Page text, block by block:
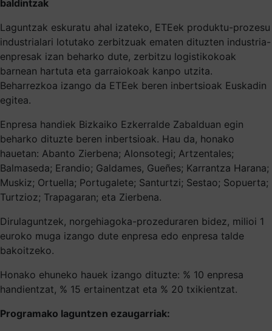
baldintzak
Laguntzak eskuratu ahal izateko, ETEek produktu-prozesu
industrialari lotutako zerbitzuak ematen dituzten industria-
enpresak izan beharko dute, zerbitzu logistikokoak
barnean hartuta eta garraiokoak kanpo utzita.
Beharrezkoa izango da ETEek beren inbertsioak Euskadin
egitea.
Enpresa handiek Bizkaiko Ezkerralde Zabalduan egin
beharko dituzte beren inbertsioak. Hau da, honako
hauetan: Abanto Zierbena; Alonsotegi; Artzentales;
Balmaseda; Erandio; Galdames, Gueñes; Karrantza Harana;
Muskiz; Ortuella; Portugalete; Santurtzi; Sestao; Sopuerta;
Turtzioz; Trapagaran; eta Zierbena.
Dirulaguntzek, norgehiagoka-prozeduraren bidez, milioi 1
euroko muga izango dute enpresa edo enpresa talde
bakoitzeko.
Honako ehuneko hauek izango dituzte: % 10 enpresa
handientzat, % 15 ertainentzat eta % 20 txikientzat.
Programako laguntzen ezaugarriak: